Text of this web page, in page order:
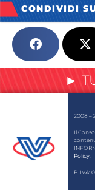
CONDIVIDI
►
2008 –
Il
Policy
P. IVA: